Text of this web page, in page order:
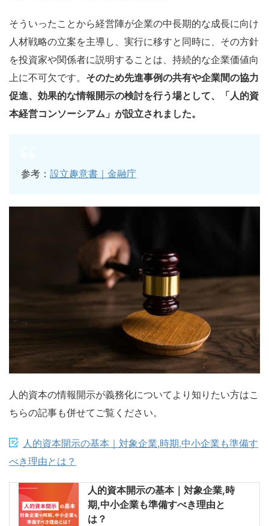
そういったことから経営陣が企業の中長期的な成長に向け
人材戦略の立案を主導し、実行に移すと同時に、その方針
を投資家や関係者に説明することは、持続的な企業価値向
上に不可欠です。 そのため先進事例の共有や企業間の協力
促進、効果的な情報開示の検討を行う場として、「人的資
本経営コンソーシアム」が設立されました。
参考： 設立趣意書｜金融庁
人的資本の情報開示が義務化についてより知りたい方はこ
ちらの記事も併せてご覧ください。
人的資本開示の基本｜対象企業,時期,中小企業も準備す
べき理由とは？
人的資本開示の基本｜対象企業,時
期,中小企業も準備すべき理由と
は？